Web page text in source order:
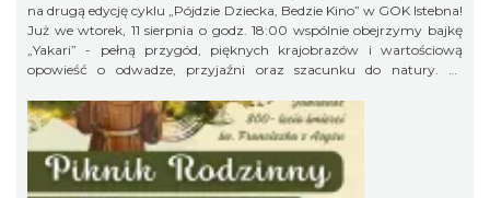
na drugą edycję cyklu „Pójdzie Dziecka, Bedzie Kino” w GOK Istebna!
Już we wtorek, 11 sierpnia o godz. 18:00 wspólnie obejrzymy bajkę
„Yakari” - pełną przygód, pięknych krajobrazów i wartościową
opowieść o odwadze, przyjaźni oraz szacunku do natury. To
wakacyjny czas w gronie rówieśników podczas wspólnego seansu.
Zapraszamy na bajkę i... popcorn! Na wszystkich uczestników
będzie czekał kinowy poczęstunek. Gminny Ośrodek Kultury w
Istebnej 11 sierpnia (wtorek) godz. 18.00 Wstęp wolny! Obowiązują
zapisy pod numerem telefonu: 791 452 222. Liczba miejsc jest